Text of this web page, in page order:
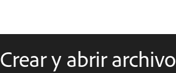
Crear y abrir